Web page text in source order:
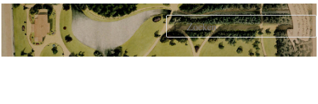
Spring
naar
primaire